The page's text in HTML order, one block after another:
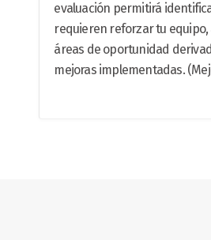
evaluación permitirá
requieren reforzar tu equipo,
áreas de oportunidad
mejoras implementadas.